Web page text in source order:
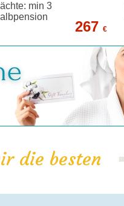
min 3
267 €
die besten